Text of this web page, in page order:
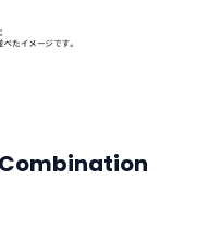
Combination